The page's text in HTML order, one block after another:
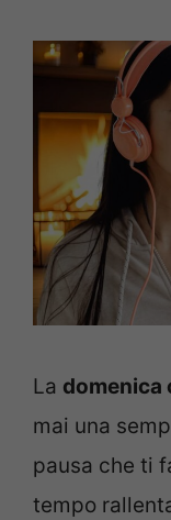
La domenica
mai una
pausa che ti
tempo